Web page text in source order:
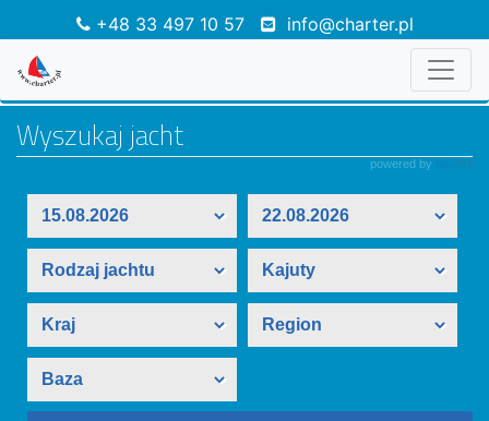
+48 33 497 10 57 info@charter.pl